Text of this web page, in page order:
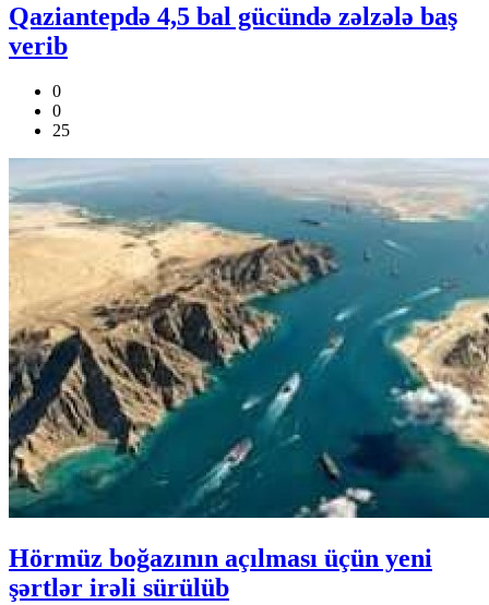
Qaziantepdə 4,5 bal gücündə zəlzələ baş
verib
0
0
25
Hörmüz boğazının açılması üçün yeni
şərtlər irəli sürülüb